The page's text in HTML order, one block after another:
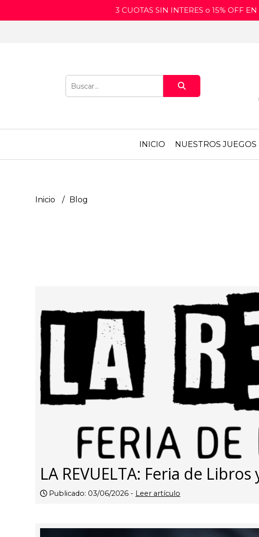
3 CUOTAS SIN INTERES o 15% OFF
INICIO NUESTROS JUEGOS
Inicio Blog
LA REVUELTA: Feria de Libros
Publicado: 03/06/2026 - Leer artículo